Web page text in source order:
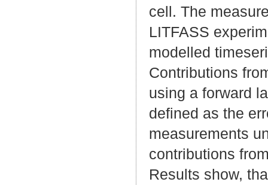
cell. The
LITFASS
modelled
Contributions
using a forward
defined as the
measurements
contributions
Results show,